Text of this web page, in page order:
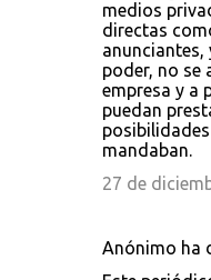
medios
directas
anunciantes,
poder, no se
empresa y a
puedan
mandaban.
27 de
Anónimo ha